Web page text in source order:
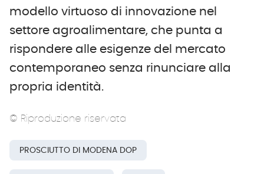
modello virtuoso di innovazione nel
settore agroalimentare, che punta a
rispondere alle esigenze del mercato
contemporaneo senza rinunciare alla
propria identità.
© Riproduzione riservata
PROSCIUTTO DI MODENA DOP